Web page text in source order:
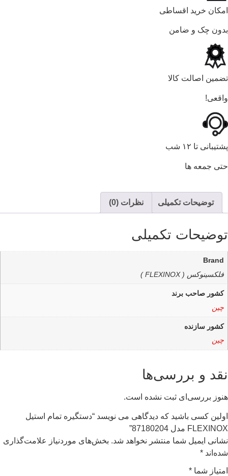
امکان خرید اقساطی
بدون چک و ضامن
تضمین اصالت کالا
واقعی!
پشتیبانی تا ۱۲ شب
حتی جمعه ها
توضیحات تکمیلی نظرات (0)
توضیحات تکمیلی
Brand
فلکسینوکس ( FLEXINOX )
کشور صاحب برند
چین
کشور سازنده
چین
نقد و بررسی‌ها
هنوز بررسی‌ای ثبت نشده است.
اولین کسی باشید که دیدگاهی می نویسد “دستگیره تمام استیل
FLEXINOX مدل 87180204”
نشانی ایمیل شما منتشر نخواهد شد. بخش‌های موردنیاز علامت‌گذاری
شده‌اند *
امتیاز شما *